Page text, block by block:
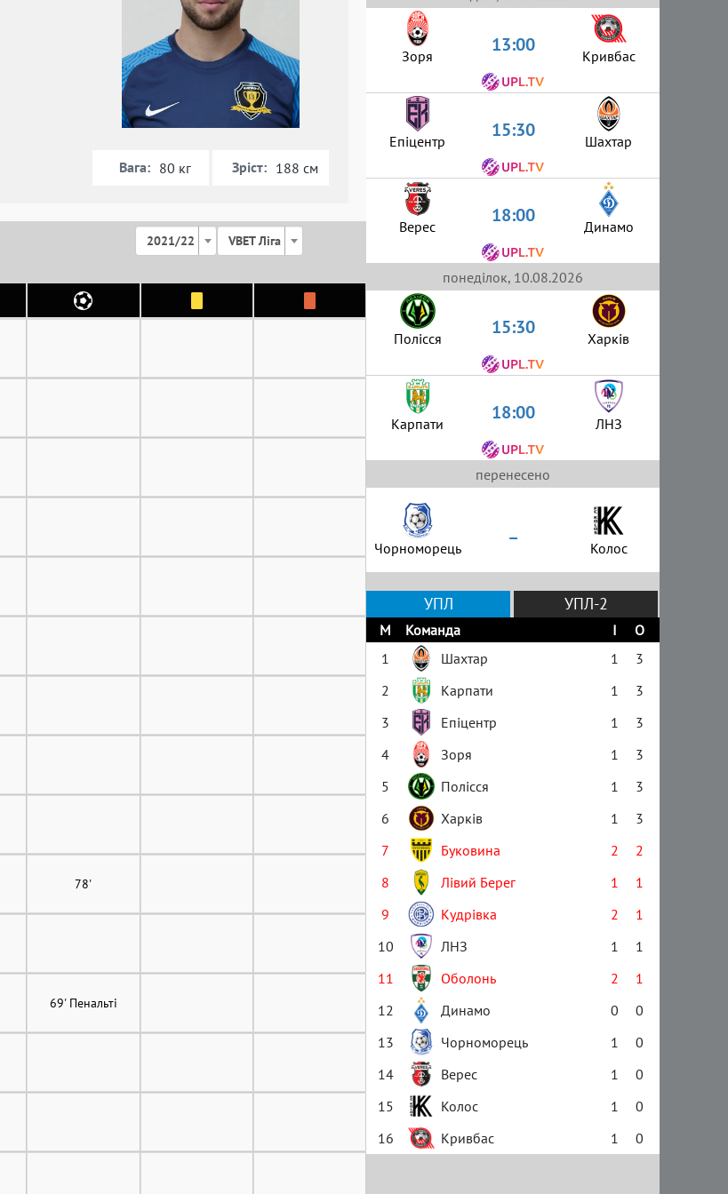
Вага: 80 кг Зріст: 188 см
2021/22 VBET Ліга
78'
69' Пенальті
Зоря 13:00 Кривбас
Епіцентр 15:30 Шахтар
Верес 18:00 Динамо
понеділок, 10.08.2026
Полісся 15:30 Харків
Карпати 18:00 ЛНЗ
перенесено
Чорноморець – Колос
УПЛ УПЛ-2
М Команда І
О
1
Шахтар 1
3
2
Карпати 1
3
3
Епіцентр 1
3
4
Зоря 1
3
5
Полісся 1
3
6
Харків 1
3
7
Буковина 2
2
8
Лівий Берег 1
1
9
Кудрівка 2
1
10
ЛНЗ 1
1
11
Оболонь 2
1
12
Динамо 0
0
13
Чорноморець 1
0
14
Верес 1
0
15
Колос 1
0
16
Кривбас 1 0